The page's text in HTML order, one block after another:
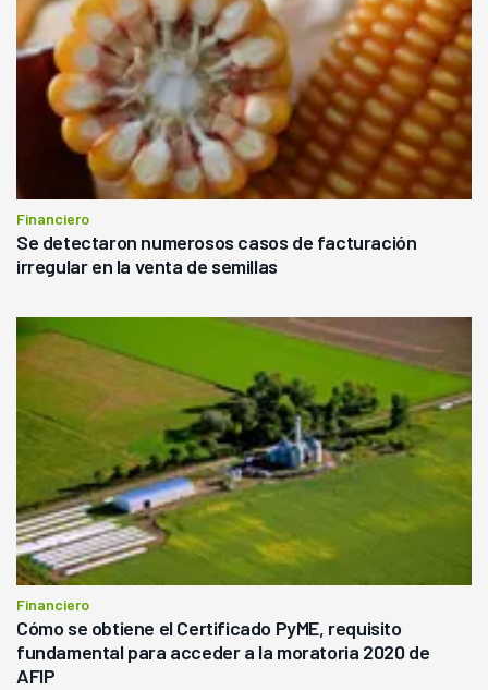
Financiero
Se detectaron numerosos casos de facturación
irregular en la venta de semillas
Financiero
Cómo se obtiene el Certificado PyME, requisito
fundamental para acceder a la moratoria 2020 de
AFIP